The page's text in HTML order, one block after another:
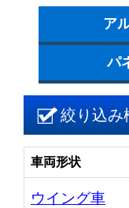
ア
パ
絞り込み
車両形状
ウイング車